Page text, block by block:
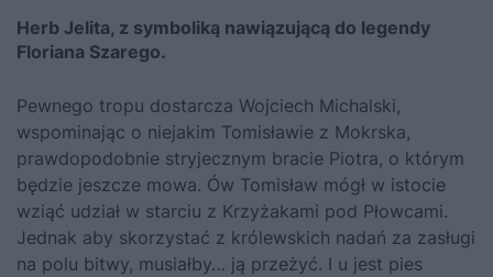
Herb Jelita, z symboliką nawiązującą do legendy
Floriana Szarego.
Pewnego tropu dostarcza Wojciech Michalski,
wspominając o niejakim Tomisławie z Mokrska,
prawdopodobnie stryjecznym bracie Piotra, o którym
będzie jeszcze mowa. Ów Tomisław mógł w istocie
wziąć udział w starciu z Krzyżakami pod Płowcami.
Jednak aby skorzystać z królewskich nadań za zasługi
na polu bitwy, musiałby… ją przeżyć. I u jest pies